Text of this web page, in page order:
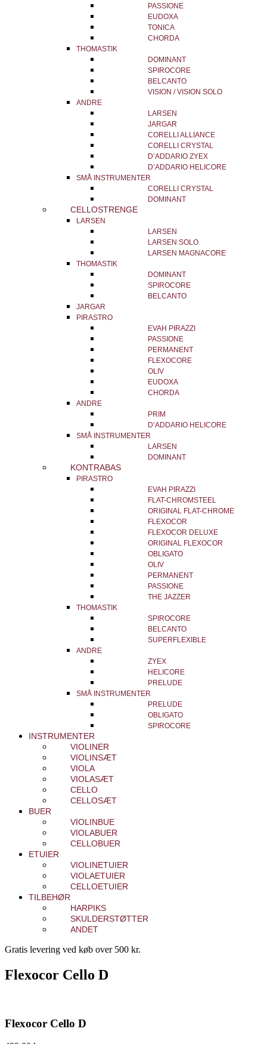
PASSIONE
EUDOXA
TONICA
CHORDA
THOMASTIK
DOMINANT
SPIROCORE
BELCANTO
VISION / VISION SOLO
ANDRE
LARSEN
JARGAR
CORELLI ALLIANCE
CORELLI CRYSTAL
D’ADDARIO ZYEX
D’ADDARIO HELICORE
SMÅ INSTRUMENTER
CORELLI CRYSTAL
DOMINANT
CELLOSTRENGE
LARSEN
LARSEN
LARSEN SOLO
LARSEN MAGNACORE
THOMASTIK
DOMINANT
SPIROCORE
BELCANTO
JARGAR
PIRASTRO
EVAH PIRAZZI
PASSIONE
PERMANENT
FLEXOCORE
OLIV
EUDOXA
CHORDA
ANDRE
PRIM
D’ADDARIO HELICORE
SMÅ INSTRUMENTER
LARSEN
DOMINANT
KONTRABAS
PIRASTRO
EVAH PIRAZZI
FLAT-CHROMSTEEL
ORIGINAL FLAT-CHROME
FLEXOCOR
FLEXOCOR DELUXE
ORIGINAL FLEXOCOR
OBLIGATO
OLIV
PERMANENT
PASSIONE
THE JAZZER
THOMASTIK
SPIROCORE
BELCANTO
SUPERFLEXIBLE
ANDRE
ZYEX
HELICORE
PRELUDE
SMÅ INSTRUMENTER
PRELUDE
OBLIGATO
SPIROCORE
INSTRUMENTER
VIOLINER
VIOLINSÆT
VIOLA
VIOLASÆT
CELLO
CELLOSÆT
BUER
VIOLINBUE
VIOLABUER
CELLOBUER
ETUIER
VIOLINETUIER
VIOLAETUIER
CELLOETUIER
TILBEHØR
HARPIKS
SKULDERSTØTTER
ANDET
Gratis levering ved køb over 500 kr.
Flexocor Cello D
Flexocor Cello D